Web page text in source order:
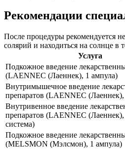
Рекомендации
После процедуры рекомендуется
солярий и находиться на солнце в
Услуга
Подкожное введение
(LAENNEC (Лаеннек), 1 ампула)
Внутримышечное введение
препаратов (LAENNEC
Внутривенное введение
препаратов (LAENNEC
система)
Подкожное введение
(MELSMON (Мэлсмон), 1 ампула)